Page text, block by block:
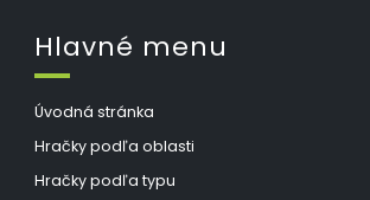
Hlavné menu
Úvodná stránka
Hračky podľa oblasti
Hračky podľa typu